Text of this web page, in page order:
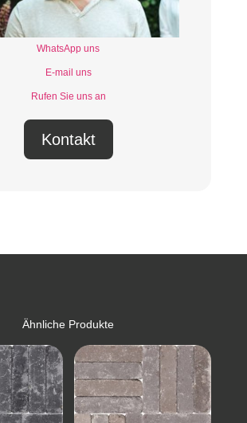
WhatsApp uns
E-mail uns
Rufen Sie uns an
Kontakt
Ähnliche Produkte